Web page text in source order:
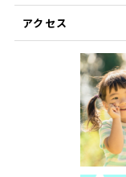
アクセス